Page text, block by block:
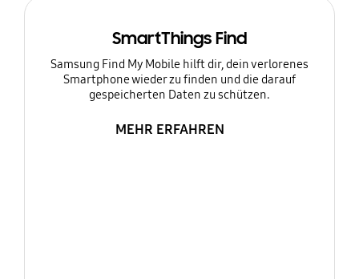
SmartThings Find
Samsung Find My Mobile hilft dir, dein verlorenes
Smartphone wieder zu finden und die darauf
gespeicherten Daten zu schützen.
MEHR ERFAHREN